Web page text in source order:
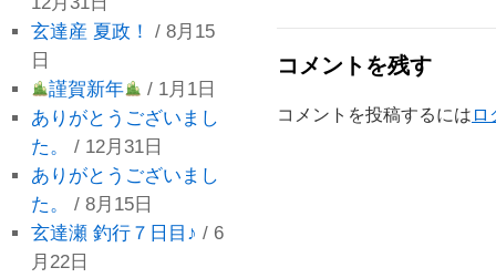
コメントを残す
コメントを投稿するには ロ
玄達産 夏政！
/ 8月15
日
謹賀新年
/ 1月1日
ありがとうございまし
た。
/ 12月31日
ありがとうございまし
た。
/ 8月15日
玄達瀬 釣行７日目♪ / 6
月22日